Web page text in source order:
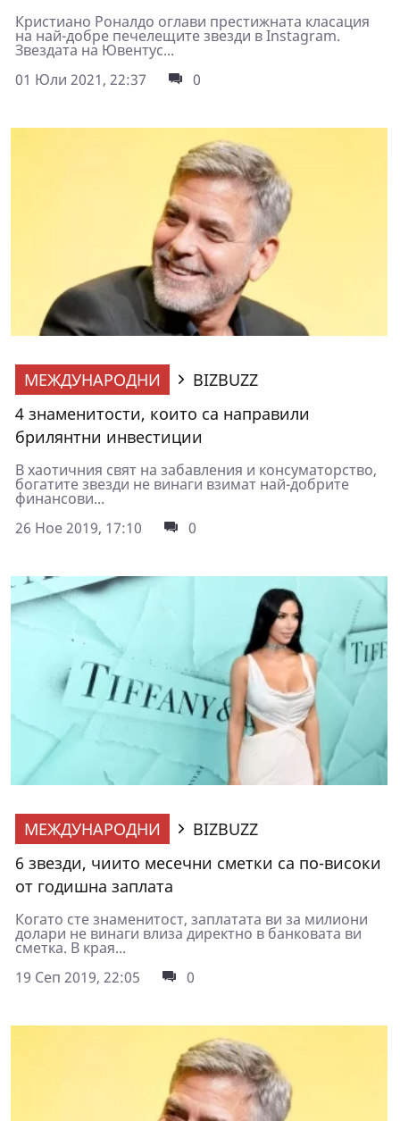
Кристиано Роналдо оглави престижната класация
на най-добре печелещите звезди в Instagram.
Звездата на Ювентус...
01 Юли 2021, 22:37
0
МЕЖДУНАРОДНИ
BIZBUZZ
4 знаменитости, които са направили
брилянтни инвестиции
В хаотичния свят на забавления и консуматорство,
богатите звезди не винаги взимат най-добрите
финансови...
26 Ное 2019, 17:10
0
МЕЖДУНАРОДНИ
BIZBUZZ
6 звезди, чиито месечни сметки са по-високи
от годишна заплата
Когато сте знаменитост, заплатата ви за милиони
долари не винаги влиза директно в банковата ви
сметка. В края...
19 Сеп 2019, 22:05
0